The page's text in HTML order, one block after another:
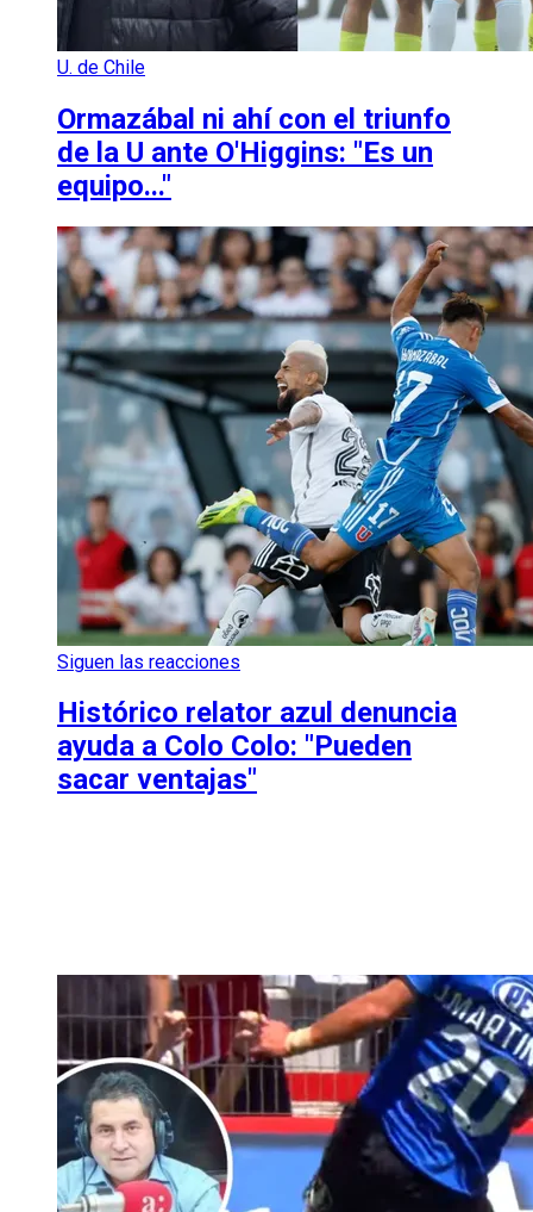
U. de Chile
Ormazábal ni ahí con el triunfo
de la U ante O'Higgins: "Es un
equipo..."
Siguen las reacciones
Histórico relator azul denuncia
ayuda a Colo Colo: "Pueden
sacar ventajas"